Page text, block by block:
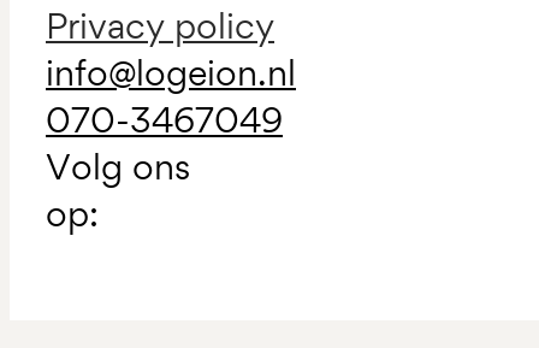
Privacy policy
info@logeion.nl
070-3467049
Volg ons
op: